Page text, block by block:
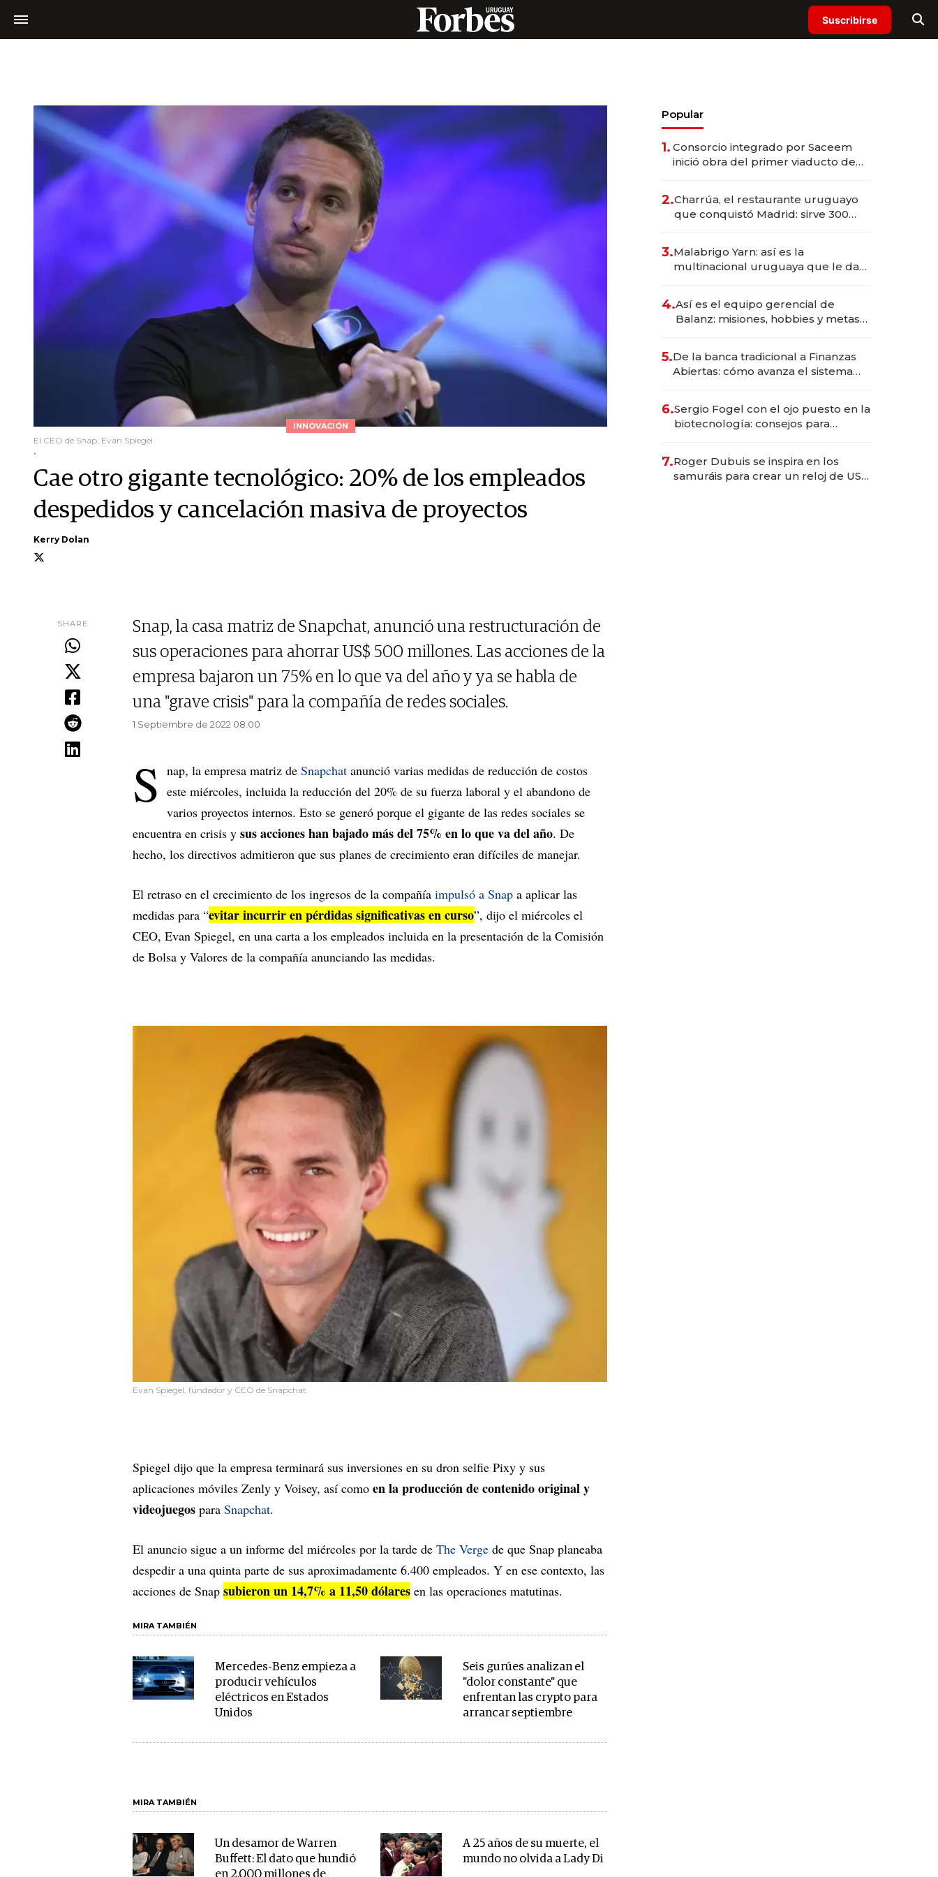
Suscribirse
INNOVACIÓN
El CEO de Snap, Evan Spiegel
.
Cae otro gigante tecnológico: 20% de los empleados
despedidos y cancelación masiva de proyectos
Kerry Dolan
SHARE
Snap, la casa matriz de Snapchat, anunció una restructuración de
sus operaciones para ahorrar US$ 500 millones. Las acciones de la
empresa bajaron un 75% en lo que va del año y ya se habla de
una "grave crisis" para la compañía de redes sociales.
1 Septiembre de 2022 08.00
S nap, la empresa matriz de Snapchat anunció varias medidas de reducción de costos
este miércoles, incluida la reducción del 20% de su fuerza laboral y el abandono de
varios proyectos internos. Esto se generó porque el gigante de las redes sociales se
encuentra en crisis y sus acciones han bajado más del 75% en lo que va del año. De
hecho, los directivos admitieron que sus planes de crecimiento eran difíciles de manejar.
El retraso en el crecimiento de los ingresos de la compañía impulsó a Snap a aplicar las
medidas para “evitar incurrir en pérdidas significativas en curso”, dijo el miércoles el
CEO, Evan Spiegel, en una carta a los empleados incluida en la presentación de la Comisión
de Bolsa y Valores de la compañía anunciando las medidas.
Evan Spiegel, fundador y CEO de Snapchat.
Spiegel dijo que la empresa terminará sus inversiones en su dron selfie Pixy y sus
aplicaciones móviles Zenly y Voisey, así como en la producción de contenido original y
videojuegos para Snapchat.
El anuncio sigue a un informe del miércoles por la tarde de The Verge de que Snap planeaba
despedir a una quinta parte de sus aproximadamente 6.400 empleados. Y en ese contexto, las
acciones de Snap subieron un 14,7% a 11,50 dólares en las operaciones matutinas.
MIRA TAMBIÉN
Mercedes-Benz empieza a
producir vehículos
eléctricos en Estados
Unidos
Seis gurúes analizan el
"dolor constante" que
enfrentan las crypto para
arrancar septiembre
MIRA TAMBIÉN
Un desamor de Warren
Buffett: El dato que hundió
en 2.000 millones de
A 25 años de su muerte, el
mundo no olvida a Lady Di
Popular
1. Consorcio integrado por Saceem
inició obra del primer viaducto de
millones
2.Charrúa, el restaurante uruguayo
que conquistó Madrid: sirve 300
prepara apertura
3.Malabrigo Yarn: así es la
multinacional uruguaya que le da
4.Así es el equipo gerencial de
Balanz: misiones, hobbies y metas
5.De la banca tradicional a Finanzas
Abiertas: cómo avanza el sistema
6.Sergio Fogel con el ojo puesto en la
biotecnología: consejos para
7.Roger Dubuis se inspira en los
samuráis para crear un reloj de US$